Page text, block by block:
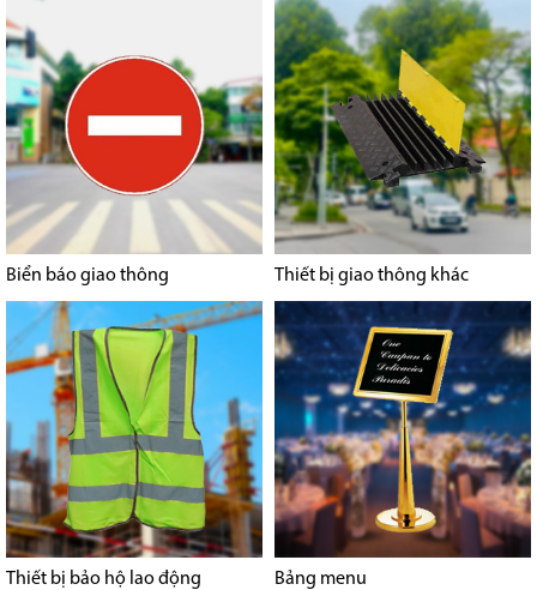
Biển báo giao thông Thiết bị giao thông khác
Thiết bị bảo hộ lao động Bảng menu